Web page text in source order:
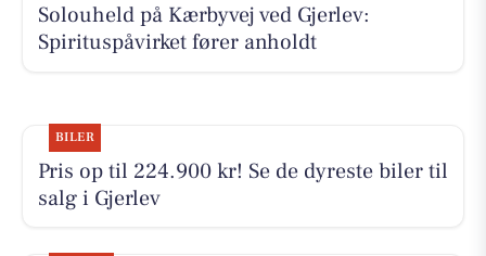
Solouheld på Kærbyvej ved Gjerlev:
Spirituspåvirket fører anholdt
BILER
Pris op til 224.900 kr! Se de dyreste biler til
salg i Gjerlev